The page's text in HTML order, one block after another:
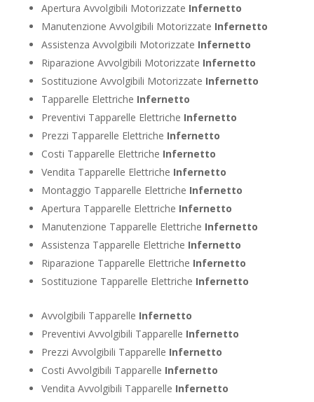
Apertura Avvolgibili Motorizzate Infernetto
Manutenzione Avvolgibili Motorizzate Infernetto
Assistenza Avvolgibili Motorizzate Infernetto
Riparazione Avvolgibili Motorizzate Infernetto
Sostituzione Avvolgibili Motorizzate Infernetto
Tapparelle Elettriche Infernetto
Preventivi Tapparelle Elettriche Infernetto
Prezzi Tapparelle Elettriche Infernetto
Costi Tapparelle Elettriche Infernetto
Vendita Tapparelle Elettriche Infernetto
Montaggio Tapparelle Elettriche Infernetto
Apertura Tapparelle Elettriche Infernetto
Manutenzione Tapparelle Elettriche Infernetto
Assistenza Tapparelle Elettriche Infernetto
Riparazione Tapparelle Elettriche Infernetto
Sostituzione Tapparelle Elettriche Infernetto
Avvolgibili Tapparelle Infernetto
Preventivi Avvolgibili Tapparelle Infernetto
Prezzi Avvolgibili Tapparelle Infernetto
Costi Avvolgibili Tapparelle Infernetto
Vendita Avvolgibili Tapparelle Infernetto